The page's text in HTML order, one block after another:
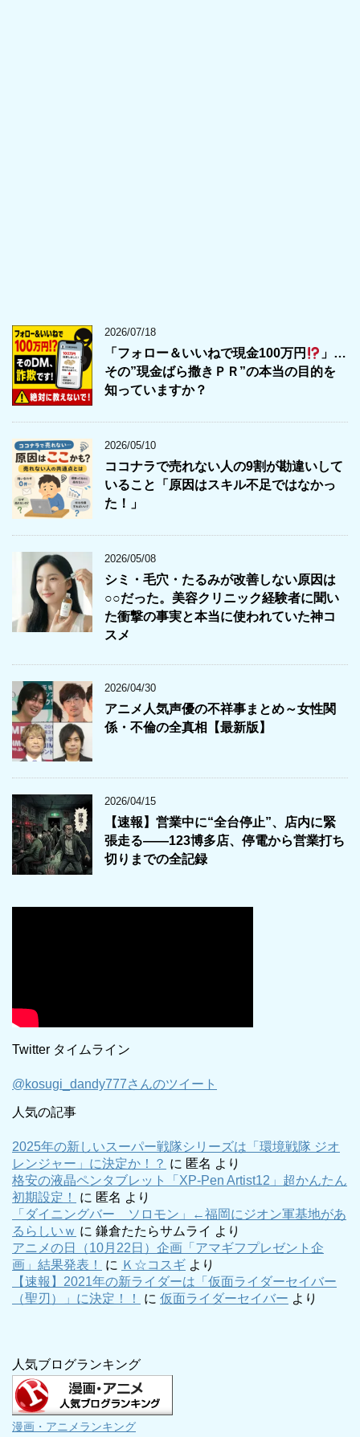
2026/07/18
「フォロー＆いいねで現金100万円
」…
その”現金ばら撒きＰＲ”の本当の目的を
知っていますか？
2026/05/10
ココナラで売れない人の9割が勘違いして
いること「原因はスキル不足ではなかっ
た！」
2026/05/08
シミ・毛穴・たるみが改善しない原因は
○○だった。美容クリニック経験者に聞い
た衝撃の事実と本当に使われていた神コ
スメ
2026/04/30
アニメ人気声優の不祥事まとめ～女性関
係・不倫の全真相【最新版】
2026/04/15
【速報】営業中に“全台停止”、店内に緊
張走る――123博多店、停電から営業打ち
切りまでの全記録
Twitter タイムライン
@kosugi_dandy777さんのツイート
人気の記事
2025年の新しいスーパー戦隊シリーズは「環境戦隊 ジオ
レンジャー」に決定か！？ に 匿名 より
格安の液晶ペンタブレット「XP-Pen Artist12」超かんたん
初期設定！
に 匿名 より
「ダイニングバー ソロモン」←福岡にジオン軍基地があ
るらしいｗ に 鎌倉たたらサムライ より
アニメの日（10月22日）企画「アマギフプレゼント企
画」結果発表！
に Ｋ☆コスギ より
【速報】2021年の新ライダーは「仮面ライダーセイバー
（聖刃）」に決定！！
に 仮面ライダーセイバー より
人気ブログランキング
漫画・アニメランキング